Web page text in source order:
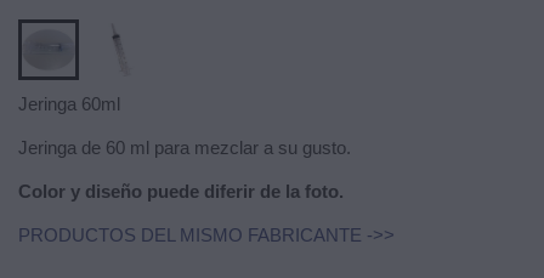
Jeringa 60ml
Jeringa de 60 ml para mezclar a su gusto.
Color y diseño puede diferir de la foto.
PRODUCTOS DEL MISMO FABRICANTE ->>